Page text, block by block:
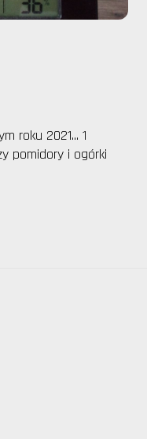
roku 2021... 1
pomidory i ogórki